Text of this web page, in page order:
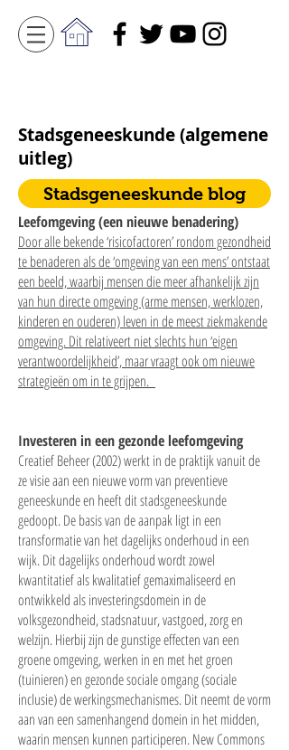
Stadsgeneeskunde (algemene
uitleg)
Stadsgeneeskunde blog
Leefomgeving (een nieuwe benadering)
Door alle bekende ‘risicofactoren’ rondom gezondheid
te benaderen als de ‘omgeving van een mens’ ontstaat
een beeld, waarbij mensen die meer afhankelijk zijn
van hun directe omgeving (arme mensen, werklozen,
kinderen en ouderen) leven in de meest ziekmakende
omgeving. Dit relativeert niet slechts hun ‘eigen
verantwoordelijkheid’, maar vraagt ook om nieuwe
strategieën om in te grijpen.
Investeren in een gezonde leefomgeving
Creatief Beheer (2002) werkt in de praktijk vanuit de
ze visie aan een nieuwe vorm van preventieve
geneeskunde en heeft dit stadsgeneeskunde
gedoopt. De basis van de aanpak ligt in een
transformatie van het dagelijks onderhoud in een
wijk. Dit dagelijks onderhoud wordt zowel
kwantitatief als kwalitatief gemaximaliseerd en
ontwikkeld als investeringsdomein in de
volksgezondheid, stadsnatuur, vastgoed, zorg en
welzijn. Hierbij zijn de gunstige effecten van een
groene omgeving, werken in en met het groen
(tuinieren) en gezonde sociale omgang (sociale
inclusie) de werkingsmechanismes. Dit neemt de vorm
aan van een samenhangend domein in het midden,
waarin mensen kunnen participeren. New Commons